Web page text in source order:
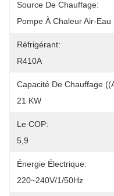
Source De Chauffage:
Pompe À Chaleur Air-Eau
Réfrigérant:
R410A
Capacité De Chauffage
21 KW
Le COP:
5,9
Énergie Électrique:
220~240V/1/50Hz